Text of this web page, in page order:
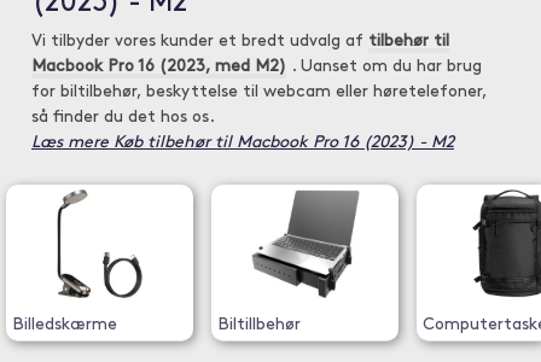
Vi tilbyder vores kunder et bredt udvalg af tilbehør til
Macbook Pro 16 (2023, med M2) . Uanset om du har brug
for biltilbehør, beskyttelse til webcam eller høretelefoner,
så finder du det hos os.
Læs mere Køb tilbehør til Macbook Pro 16 (2023) - M2
Billedskærme Biltillbehør